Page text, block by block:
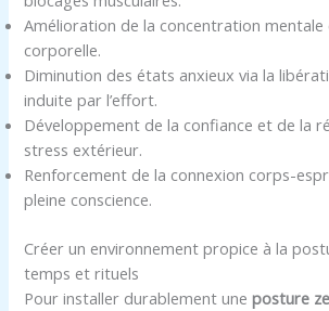
Amélioration de la concentration
corporelle.
Diminution des états anxieux via la
induite par l’effort.
Développement de la confiance et de la
stress extérieur.
Renforcement de la connexion corps-
pleine conscience.
Créer un environnement propice à la
temps et rituels
Pour installer durablement uneposture